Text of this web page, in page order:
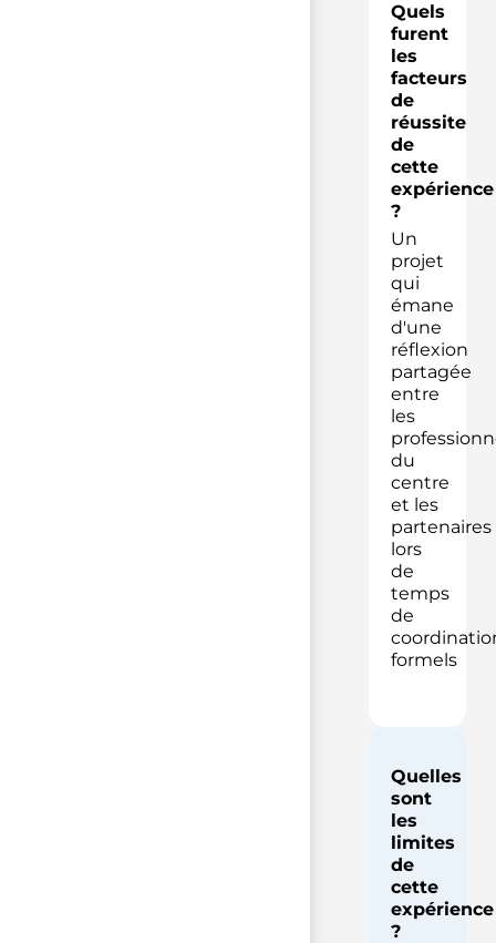
Quels
furent
les
facteurs
de
réussite
de
cette
expérience
?
Un
projet
qui
émane
d'une
réflexion
partagée
entre
les
du
centre
et les
partenaires
lors
de
temps
de
formels
Quelles
sont
les
limites
de
cette
expérience
?